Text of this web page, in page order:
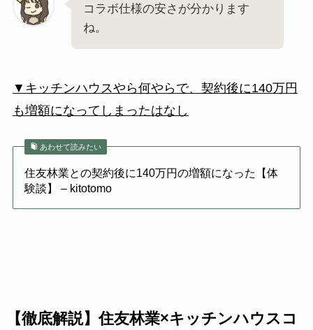
コラボ仕様の安さが分かります
ね。
▼キッチンハウスやら何やらで、契約後に140万円
も増額になってしまったはなし
あわせて読みたい
住友林業との契約後に140万円の増額になった【体
験談】 – kitotomo
【徹底解説】住友林業×キッチンハウスコ